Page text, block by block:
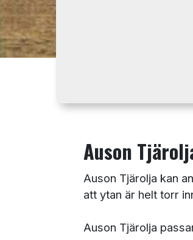
Auson
Auson Tjärolja kan
att ytan är helt torr
Auson Tjärolja